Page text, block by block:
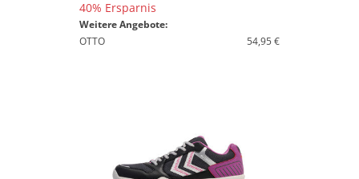
40% Ersparnis
Weitere Angebote:
OTTO
54,95 €